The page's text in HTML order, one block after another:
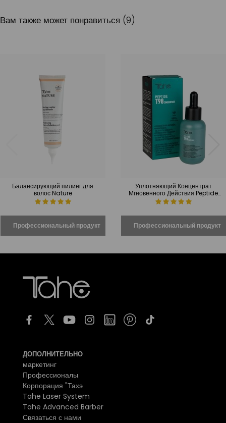
Вам также может понравиться (9)
Балансирующий пилинг для
волос Nature
Уплотняющий Концентрат
Мгновенного Действия Peptide
T98
ДОПОЛНИТЕЛЬНО
маркетинг
Профессионалы
Корпорация "Тахэ
Tahe Laser System
Tahe Advanced Barber
Связаться с нами